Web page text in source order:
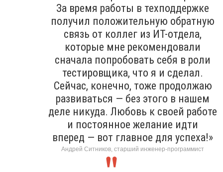
За время работы в техподдержке
получил положительную обратную
связь от коллег из ИТ-отдела,
которые мне рекомендовали
сначала попробовать себя в роли
тестировщика, что я и сделал.
Сейчас, конечно, тоже продолжаю
развиваться — без этого в нашем
деле никуда. Любовь к своей работе
и постоянное желание идти
вперед — вот главное для успеха!»
Андрей Ситников, старший инженер-программист